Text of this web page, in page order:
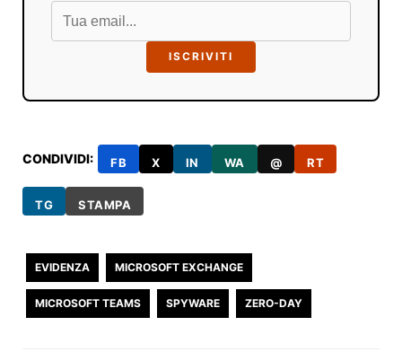
ISCRIVITI
CONDIVIDI: FB X IN WA @ RT
TG STAMPA
EVIDENZA MICROSOFT EXCHANGE
MICROSOFT TEAMS SPYWARE ZERO-DAY